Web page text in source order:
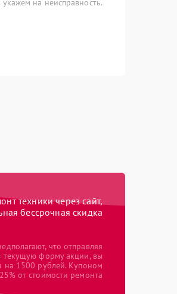
на неисправность.
техники через сайт,
бессрочная скидка
что отправляя
текущую форму акции, вы
на 1500 рублей. Купоном
от стоимости ремонта